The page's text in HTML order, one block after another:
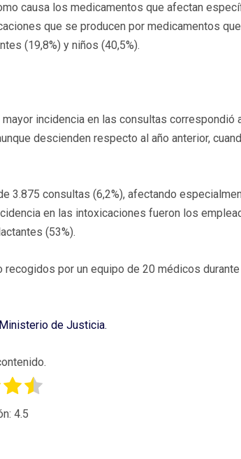
causa los medicamentos que afectan
que se producen por medicamentos
(19,8%) y niños (40,5%).
incidencia en las consultas correspondió
descienden respecto al año anterior,
3.875 consultas (6,2%), afectando
en las intoxicaciones fueron los
(53%).
por un equipo de 20 médicos
de Justicia.
4.5